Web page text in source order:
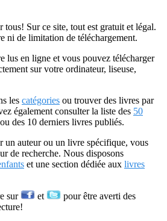
Sur ce site, tout est gratuit et légal.
ni de limitation de téléchargement.
lus en ligne et vous pouvez télécharger
sur votre ordinateur, liseuse,
les catégories ou trouver des livres par
également consulter la liste des 50
ou des 10 derniers livres publiés.
un auteur ou un livre spécifique, vous
de recherche. Nous disposons
et une section dédiée aux livres
sur et
pour être averti des